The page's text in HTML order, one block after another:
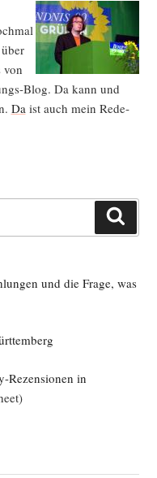
von
Blog. Da kann und
Da ist auch mein Rede­
und die Frage, was
Rezensionen in